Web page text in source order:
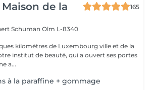
de la
165
Schuman Olm L-8340
kilomètres de Luxembourg ville et de la
institut de beauté, qui a ouvert ses portes
à Olm. Une a...
à la paraffine + gommage